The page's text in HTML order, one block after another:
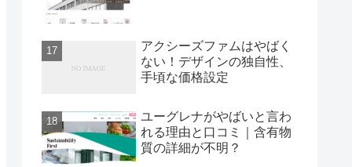
アクシーズファムはやばく
ない！デザインの独自性、
手頃な価格設定
ユーグレナがやばいと言わ
れる理由と口コミ｜含有物
質の詳細が不明？